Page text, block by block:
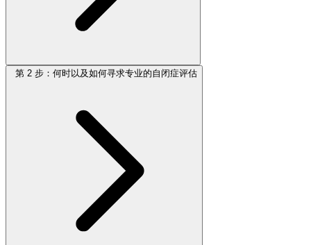
第 2 步：何时以及如何寻求专业的自闭症评估